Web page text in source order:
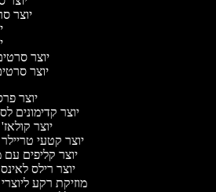
יוצר
יוצר
יוצר
יוצר
יוצר קדימונים
יוצר
יוצר קטעי
יוצר קליפים
יוצר רילס
מוזיקת רקע